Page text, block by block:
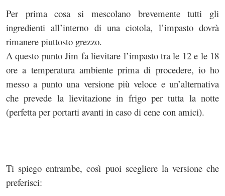
Per prima cosa si mescolano brevemente tutti gli
ingredienti all’interno di una ciotola, l’impasto dovrà
rimanere piuttosto grezzo.
A questo punto Jim fa lievitare l’impasto tra le 12 e le 18
ore a temperatura ambiente prima di procedere, io ho
messo a punto una versione più veloce e un’alternativa
che prevede la lievitazione in frigo per tutta la notte
(perfetta per portarti avanti in caso di cene con amici).
Ti spiego entrambe, così puoi scegliere la versione che
preferisci: